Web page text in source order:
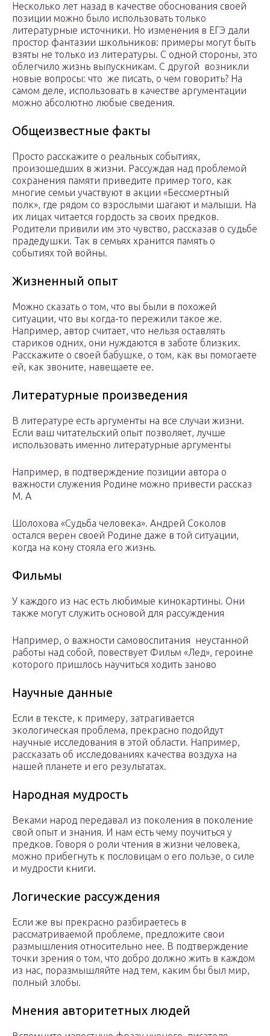
Несколько лет назад в качестве обоснования своей
позиции можно было использовать только
литературные источники. Но изменения в ЕГЭ дали
простор фантазии школьников: примеры могут быть
взяты не только из литературы. С одной стороны, это
облегчило жизнь выпускникам. С другой возникли
новые вопросы: что же писать, о чем говорить? На
самом деле, использовать в качестве аргументации
можно абсолютно любые сведения.
Общеизвестные факты
Просто расскажите о реальных событиях,
произошедших в жизни. Рассуждая над проблемой
сохранения памяти приведите пример того, как
многие семьи участвуют в акции «Бессмертный
полк», где рядом со взрослыми шагают и малыши. На
их лицах читается гордость за своих предков.
Родители привили им это чувство, рассказав о судьбе
прадедушки. Так в семьях хранится память о
событиях той войны.
Жизненный опыт
Можно сказать о том, что вы были в похожей
ситуации, что вы когда-то пережили такое же.
Например, автор считает, что нельзя оставлять
стариков одних, они нуждаются в заботе близких.
Расскажите о своей бабушке, о том, как вы помогаете
ей, как звоните, навещаете ее.
Литературные произведения
В литературе есть аргументы на все случаи жизни.
Если ваш читательский опыт позволяет, лучше
использовать именно литературные аргументы
Например, в подтверждение позиции автора о
важности служения Родине можно привести рассказ
М. А
Шолохова «Судьба человека». Андрей Соколов
остался верен своей Родине даже в той ситуации,
когда на кону стояла его жизнь.
Фильмы
У каждого из нас есть любимые кинокартины. Они
также могут служить основой для рассуждения
Например, о важности самовоспитания неустанной
работы над собой, повествует Фильм «Лед», героине
которого пришлось научиться ходить заново
Научные данные
Если в тексте, к примеру, затрагивается
экологическая проблема, прекрасно подойдут
научные исследования в этой области. Например,
рассказать об исследованиях качества воздуха на
нашей планете и его результатах.
Народная мудрость
Веками народ передавал из поколения в поколение
свой опыт и знания. И нам есть чему поучиться у
предков. Говоря о роли чтения в жизни человека,
можно прибегнуть к пословицам о его пользе, о силе
и мудрости книги.
Логические рассуждения
Если же вы прекрасно разбираетесь в
рассматриваемой проблеме, предложите свои
размышления относительно нее. В подтверждение
точки зрения о том, что добро должно жить в каждом
из нас, поразмышляйте над тем, каким бы был мир,
полный злобы.
Мнения авторитетных людей